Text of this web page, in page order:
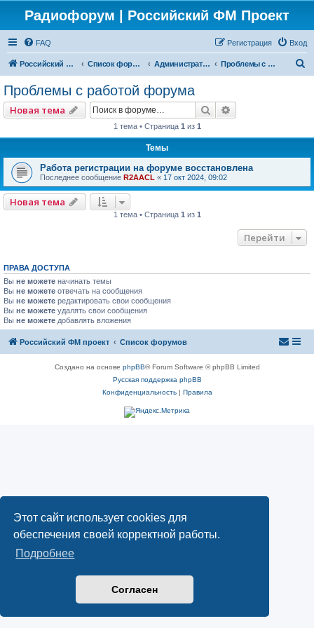
Этот сайт использует cookies для
обеспечения своей корректной работы.
Подробнее
Согласен
Радиофорум | Российский ФМ Проект
FAQ Вход
Регистрация
Российский ФМ проект Список форумов Администраторский Проблемы с работой форума
Проблемы с работой форума
Новая тема Поиск
1 тема • Страница 1 из 1
Темы
Работа регистрации на форуме восстановлена
Последнее сообщение R2AACL « 17 окт 2024, 09:02
Новая тема
1 тема • Страница 1 из 1
Перейти
ПРАВА ДОСТУПА
Вы не можете начинать темы
Вы не можете отвечать на сообщения
Вы не можете редактировать свои сообщения
Вы не можете удалять свои сообщения
Вы не можете добавлять вложения
Российский ФМ проект Список форумов
Создано на основе phpBB® Forum Software © phpBB Limited
Русская поддержка phpBB
Конфиденциальность| Правила